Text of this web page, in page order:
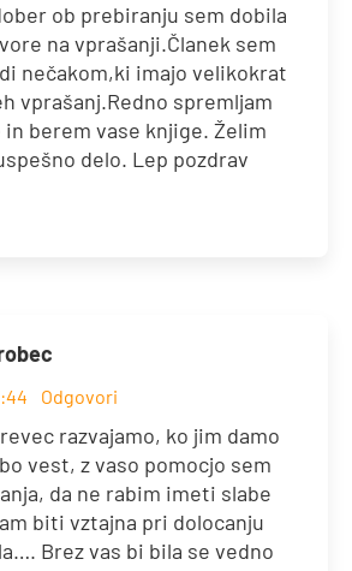
ob prebiranju sem dobila
na vprašanji.Članek sem
nečakom,ki imajo velikokrat
vprašanj.Redno spremljam
berem vase knjige. Želim
delo. Lep pozdrav
Odgovori
razvajamo, ko jim damo
vest, z vaso pomocjo sem
da ne rabim imeti slabe
biti vztajna pri dolocanju
Brez vas bi bila se vedno